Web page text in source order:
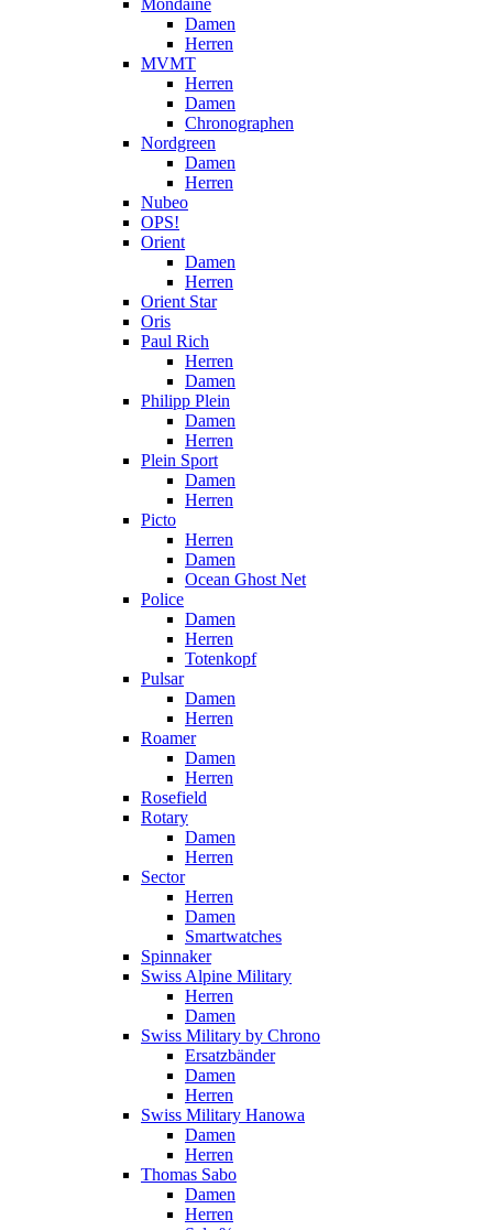
Mondaine
Damen
Herren
MVMT
Herren
Damen
Chronographen
Nordgreen
Damen
Herren
Nubeo
OPS!
Orient
Damen
Herren
Orient Star
Oris
Paul Rich
Herren
Damen
Philipp Plein
Damen
Herren
Plein Sport
Damen
Herren
Picto
Herren
Damen
Ocean Ghost Net
Police
Damen
Herren
Totenkopf
Pulsar
Damen
Herren
Roamer
Damen
Herren
Rosefield
Rotary
Damen
Herren
Sector
Herren
Damen
Smartwatches
Spinnaker
Swiss Alpine Military
Herren
Damen
Swiss Military by Chrono
Ersatzbänder
Damen
Herren
Swiss Military Hanowa
Damen
Herren
Thomas Sabo
Damen
Herren